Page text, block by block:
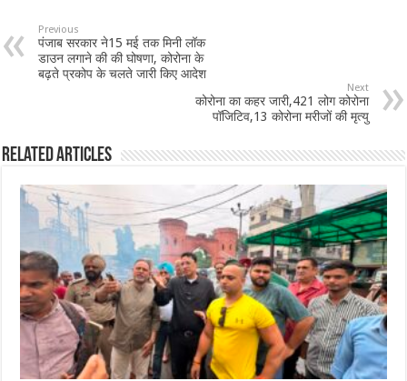
b
o
o
sA
p
p
l
Previous
पंजाब सरकार ने15 मई तक मिनी लॉक
डाउन लगाने की की घोषणा, कोरोना के
बढ़ते प्रकोप के चलते जारी किए आदेश
Next
कोरोना का कहर जारी,421 लोग कोरोना
पॉजिटिव,13 कोरोना मरीजों की मृत्यु
Related Articles